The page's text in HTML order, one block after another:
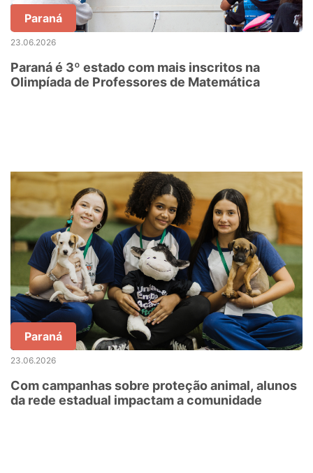
Paraná
23.06.2026
Paraná é 3º estado com mais inscritos na
Olimpíada de Professores de Matemática
Paraná
23.06.2026
Com campanhas sobre proteção animal, alunos
da rede estadual impactam a comunidade